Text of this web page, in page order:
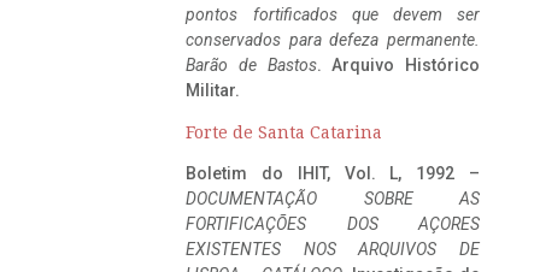
pontos fortificados que devem ser
conservados para defeza permanente.
Barão de Bastos. Arquivo Histórico
Militar.
Forte de Santa Catarina
Boletim do IHIT, Vol. L, 1992 –
DOCUMENTAÇÃO SOBRE AS
FORTIFICAÇÕES DOS AÇORES
EXISTENTES NOS ARQUIVOS DE